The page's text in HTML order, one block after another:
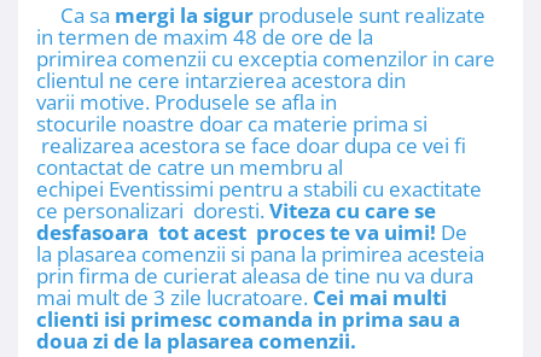
Ca sa mergi la sigur produsele sunt realizate
in termen de maxim 48 de ore de la
primirea comenzii cu exceptia comenzilor in care
clientul ne cere intarzierea acestora din
varii motive. Produsele se afla in
stocurile noastre doar ca materie prima si
realizarea acestora se face doar dupa ce vei fi
contactat de catre un membru al
echipei Eventissimi pentru a stabili cu exactitate
ce personalizari doresti.Viteza cu care se
desfasoara tot acest proces te va uimi! De
la plasarea comenzii si pana la primirea acesteia
prin firma de curierat aleasa de tine nu va dura
mai mult de 3 zile lucratoare. Cei mai multi
clienti isi primesc comanda in prima sau a
doua zi de la plasarea comenzii.